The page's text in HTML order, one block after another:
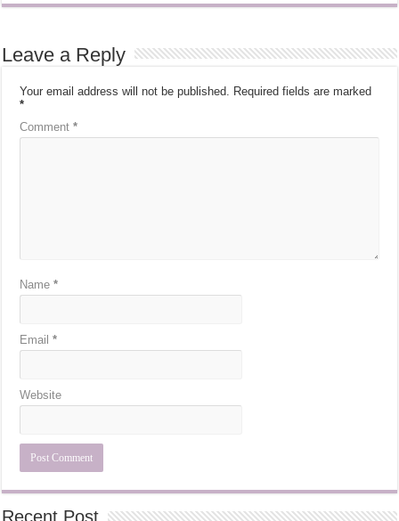
Leave a Reply
Your email address will not be published.
Required fields are marked
*
Comment*
Name*
Email*
Website
Recent Post